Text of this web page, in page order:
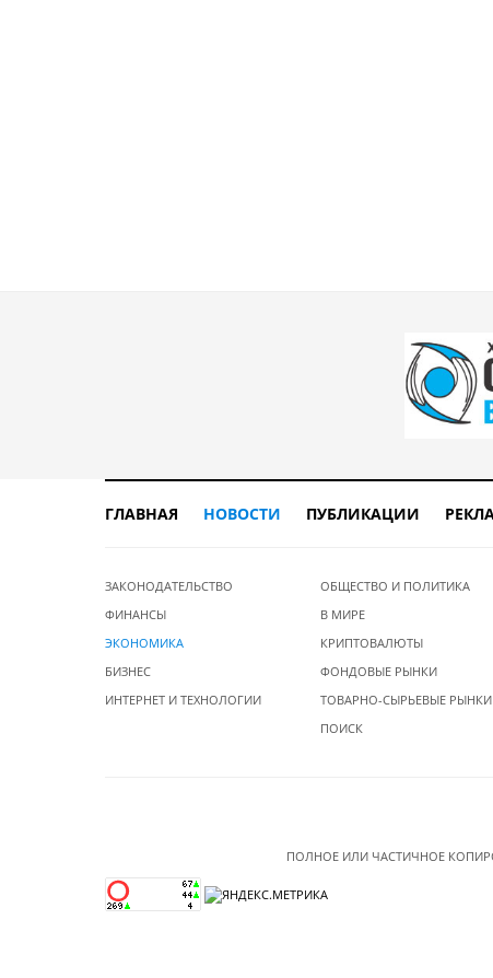
ГЛАВНАЯ НОВОСТИ ПУБЛИКАЦИИ
ЗАКОНОДАТЕЛЬСТВО
ФИНАНСЫ
ЭКОНОМИКА
БИЗНЕС
ИНТЕРНЕТ И ТЕХНОЛОГИИ
ОБЩЕСТВО И ПОЛИТИКА
В МИРЕ
КРИПТОВАЛЮТЫ
ФОНДОВЫЕ РЫНКИ
ТОВАРНО-СЫРЬЕВЫЕ РЫНКИ
ПОИСК
ПОЛНОЕ ИЛИ ЧАСТИЧНОЕ